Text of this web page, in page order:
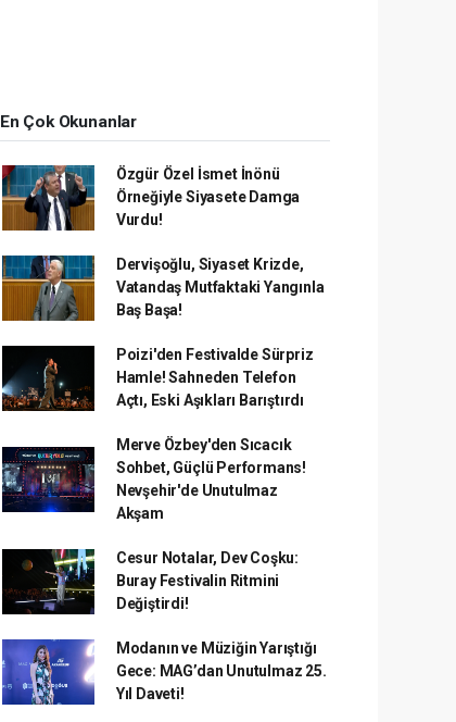
En Çok Okunanlar
Özgür Özel İsmet İnönü
Örneğiyle Siyasete Damga
Vurdu!
Dervişoğlu, Siyaset Krizde,
Vatandaş Mutfaktaki Yangınla
Baş Başa!
Poizi'den Festivalde Sürpriz
Hamle! Sahneden Telefon
Açtı, Eski Aşıkları Barıştırdı
Merve Özbey'den Sıcacık
Sohbet, Güçlü Performans!
Nevşehir'de Unutulmaz
Akşam
Cesur Notalar, Dev Coşku:
Buray Festivalin Ritmini
Değiştirdi!
Modanın ve Müziğin Yarıştığı
Gece: MAG’dan Unutulmaz 25.
Yıl Daveti!